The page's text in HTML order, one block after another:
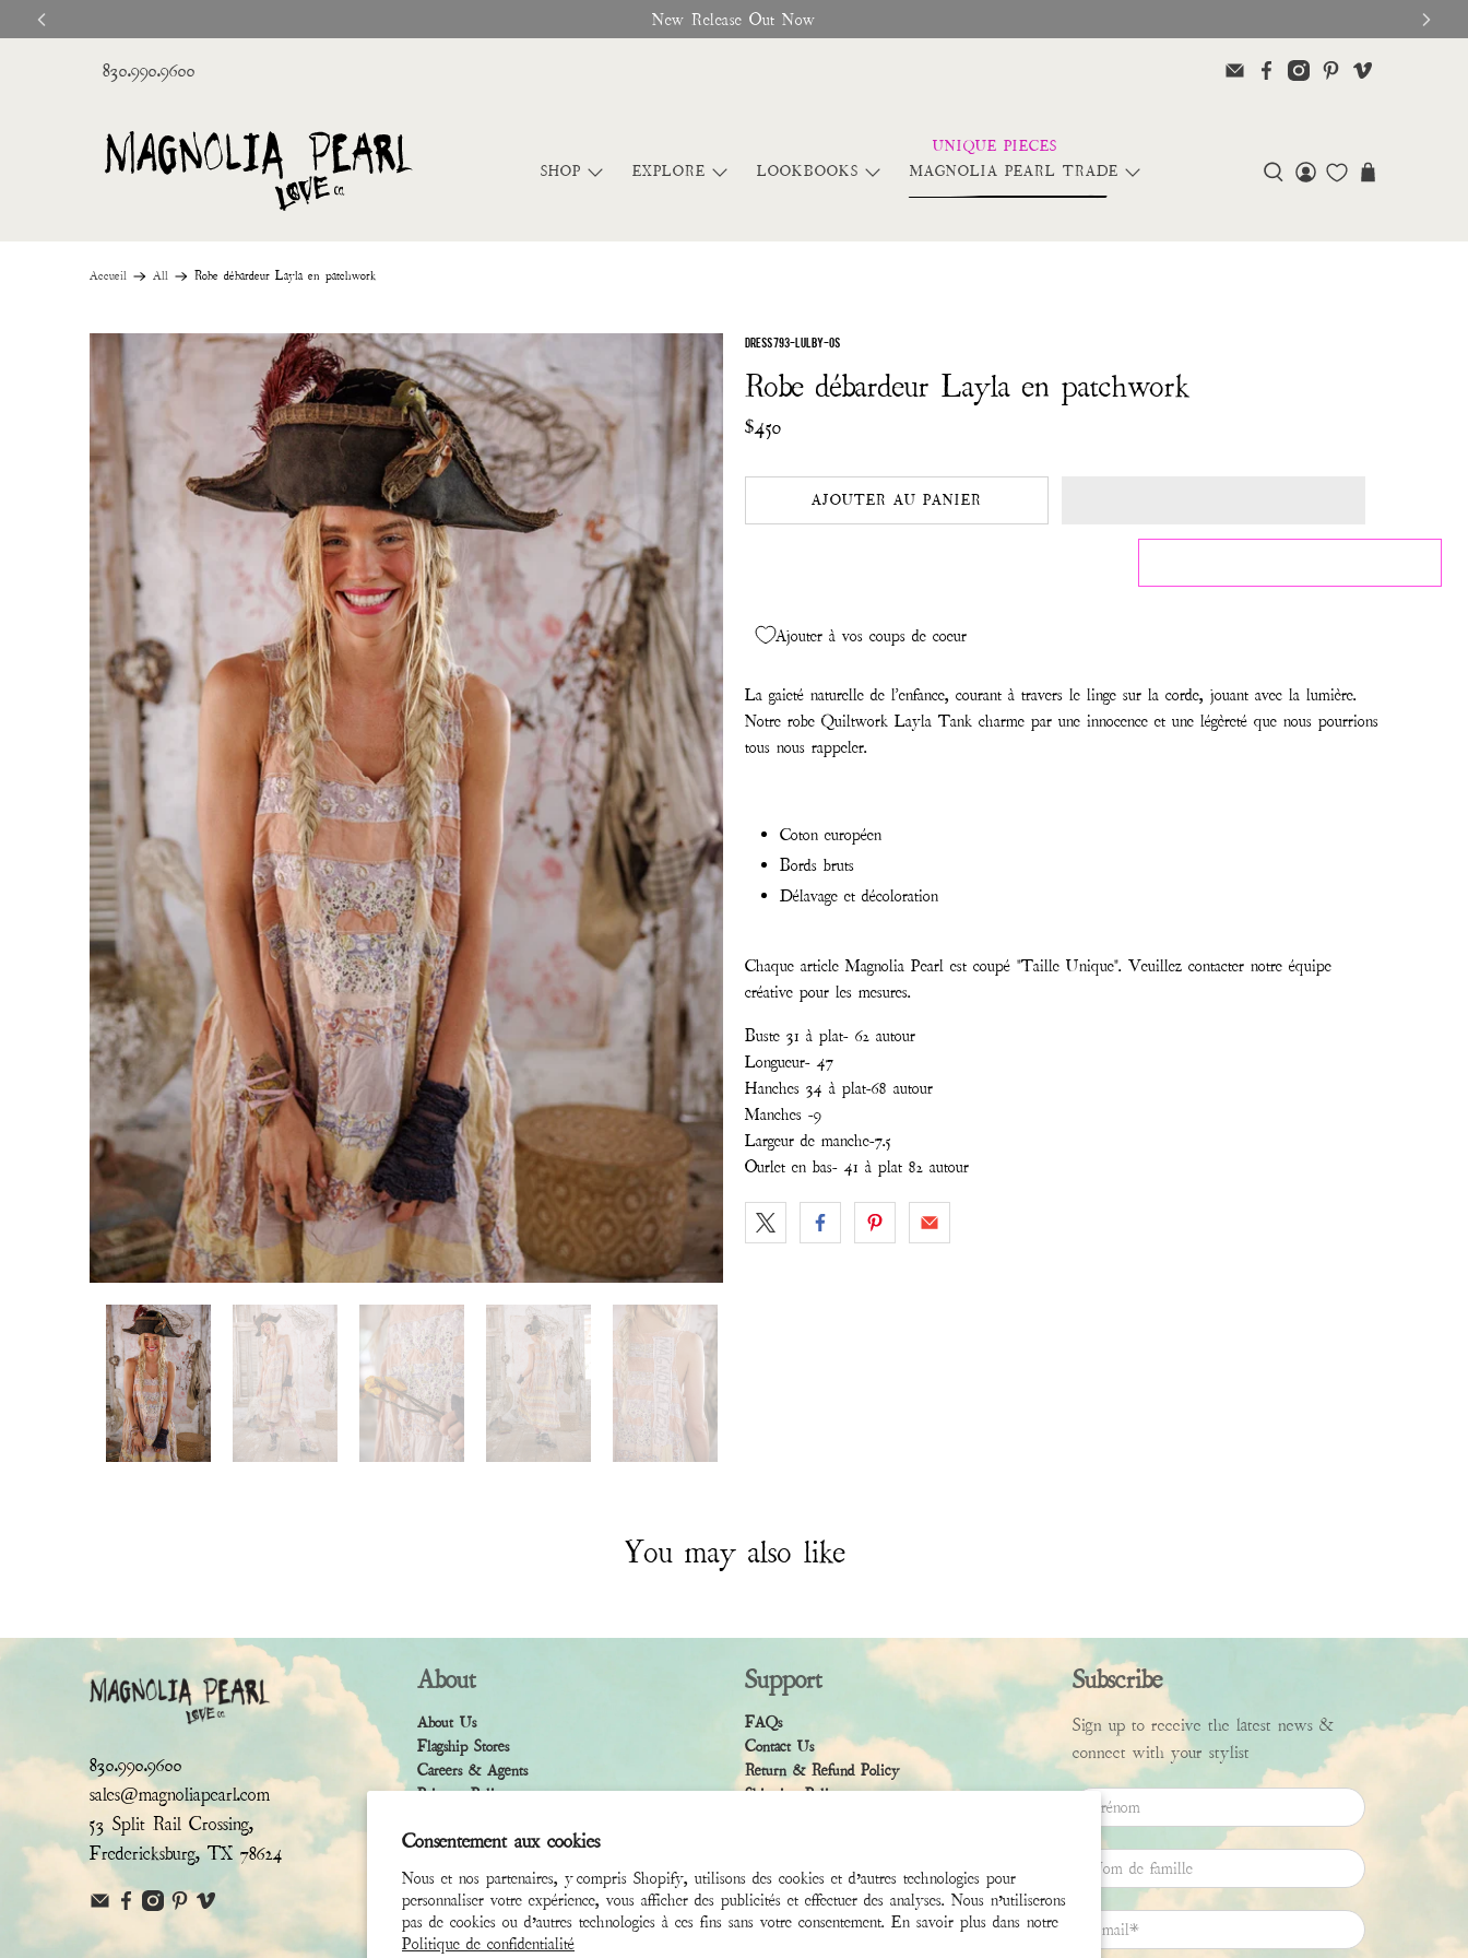
Consentement aux cookies
Nous et nos partenaires, y compris Shopify, utilisons des cookies et d’autres technologies pour
personnaliser votre expérience, vous afficher des publicités et effectuer des analyses. Nous n’utiliserons
pas de cookies ou d’autres technologies à ces fins sans votre consentement. En savoir plus dans notre
Politique de confidentialité
New Release Out Now
830.990.9600
SHOP EXPLORE LOOKBOOKS MAGNOLIA PEARL TRADE
Accueil All Robe débardeur Layla en patchwork
DRESS 793-LULBY-OS
Robe débardeur Layla en patchwork
$450
AJOUTER AU PANIER
Ajouter à vos coups de coeur
La gaieté naturelle de l'enfance, courant à travers le linge sur la corde, jouant avec la lumière.
Notre robe Quiltwork Layla Tank charme par une innocence et une légèreté que nous pourrions
tous nous rappeler.
Coton européen
Bords bruts
Délavage et décoloration
Chaque article Magnolia Pearl est coupé "Taille Unique". Veuillez contacter notre équipe
créative pour les mesures.
Buste 31 à plat- 62 autour
Longueur- 47
Hanches 34 à plat-68 autour
Manches -9
Largeur de manche-7.5
Ourlet en bas- 41 à plat 82 autour
You may also like
830.990.9600
sales@magnoliapearl.com
53 Split Rail Crossing,
Fredericksburg, TX 78624
About
About Us
Flagship Stores
Careers & Agents
Privacy Policy
Support
FAQs
Contact Us
Return & Refund Policy
Shipping Policy
Subscribe
Sign up to receive the latest news &
connect with your stylist
Prénom
Nom de famille
Email*